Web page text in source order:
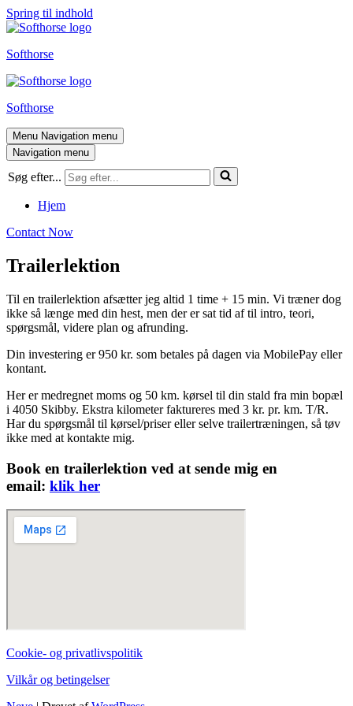
Spring til indhold
Softhorse
Softhorse
Menu Navigation menu
Navigation menu
Søg efter...
Hjem
Contact Now
Trailerlektion
Til en trailerlektion afsætter jeg altid 1 time + 15 min. Vi træner dog
ikke så længe med din hest, men der er sat tid af til intro, teori,
spørgsmål, videre plan og afrunding.
Din investering er 950 kr. som betales på dagen via MobilePay eller
kontant.
Her er medregnet moms og 50 km. kørsel til din stald fra min bopæl
i 4050 Skibby. Ekstra kilometer faktureres med 3 kr. pr. km. T/R.
Har du spørgsmål til kørsel/priser eller selve trailertræningen, så tøv
ikke med at kontakte mig.
Book en trailerlektion ved at sende mig en
email: klik her
Cookie- og privatlivspolitik
Vilkår og betingelser